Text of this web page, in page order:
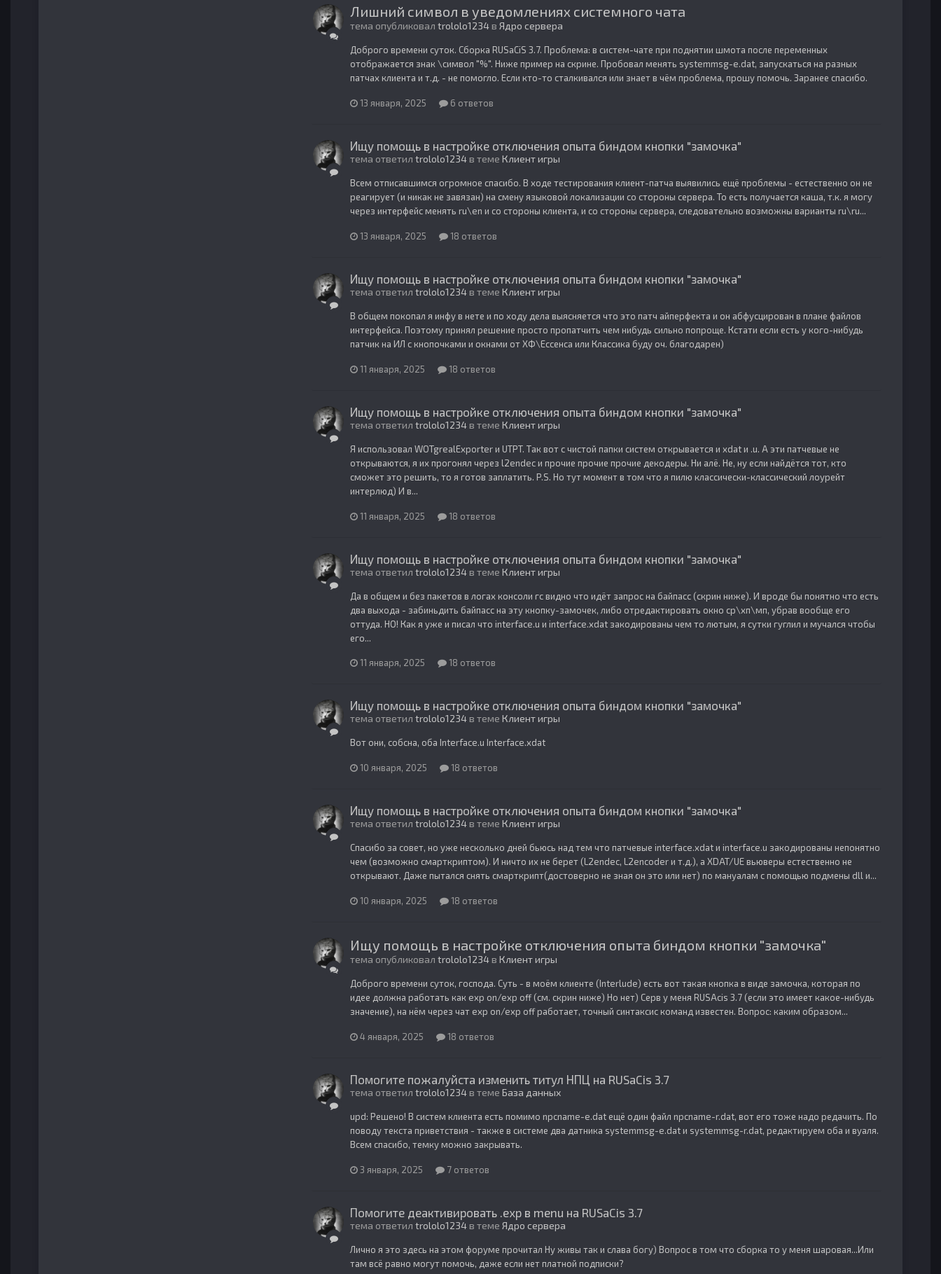
Лишний символ в уведомлениях системного чата
тема опубликовал trololo1234в Ядро сервера
Доброго времени суток. Сборка RUSaCiS 3.7. Проблема: в систем-чате при поднятии шмота после переменных
отображается знак \символ "%". Ниже пример на скрине. Пробовал менять systemmsg-e.dat, запускаться на разных
патчах клиента и т.д. - не помогло. Если кто-то сталкивался или знает в чём проблема, прошу помочь. Заранее спасибо.
13 января, 2025 6 ответов
Ищу помощь в настройке отключения опыта биндом кнопки "замочка"
тема ответил trololo1234в теме Клиент игры
Всем отписавшимся огромное спасибо. В ходе тестирования клиент-патча выявились ещё проблемы - естественно он не
реагирует (и никак не завязан) на смену языковой локализации со стороны сервера. То есть получается каша, т.к. я могу
через интерфейс менять ru\en и со стороны клиента, и со стороны сервера, следовательно возможны варианты ru\ru...
13 января, 2025 18 ответов
Ищу помощь в настройке отключения опыта биндом кнопки "замочка"
тема ответил trololo1234в теме Клиент игры
В общем покопал я инфу в нете и по ходу дела выясняется что это патч айперфекта и он абфусцирован в плане файлов
интерфейса. Поэтому принял решение просто пропатчить чем нибудь сильно попроще. Кстати если есть у кого-нибудь
патчик на ИЛ с кнопочками и окнами от ХФ\Ессенса или Классика буду оч. благодарен)
11 января, 2025 18 ответов
Ищу помощь в настройке отключения опыта биндом кнопки "замочка"
тема ответил trololo1234в теме Клиент игры
Я использовал WOTgrealExporter и UTPT. Так вот с чистой папки систем открывается и xdat и .u. А эти патчевые не
открываются, я их прогонял через l2endec и прочие прочие прочие декодеры. Ни алё. Не, ну если найдётся тот, кто
сможет это решить, то я готов заплатить. P.S. Но тут момент в том что я пилю классически-классический лоурейт
интерлюд) И в...
11 января, 2025 18 ответов
Ищу помощь в настройке отключения опыта биндом кнопки "замочка"
тема ответил trololo1234в теме Клиент игры
Да в общем и без пакетов в логах консоли гс видно что идёт запрос на байпасс (скрин ниже). И вроде бы понятно что есть
два выхода - забиньдить байпасс на эту кнопку-замочек, либо отредактировать окно ср\хп\мп, убрав вообще его
оттуда. НО! Как я уже и писал что interface.u и interface.xdat закодированы чем то лютым, я сутки гуглил и мучался чтобы
его...
11 января, 2025 18 ответов
Ищу помощь в настройке отключения опыта биндом кнопки "замочка"
тема ответил trololo1234в теме Клиент игры
Вот они, собсна, оба Interface.u Interface.xdat
10 января, 2025 18 ответов
Ищу помощь в настройке отключения опыта биндом кнопки "замочка"
тема ответил trololo1234в теме Клиент игры
Спасибо за совет, но уже несколько дней бьюсь над тем что патчевые interface.xdat и interface.u закодированы непонятно
чем (возможно смарткриптом). И ничто их не берет (L2endec, L2encoder и т.д.), а XDAT/UE вьюверы естественно не
открывают. Даже пытался снять смарткрипт(достоверно не зная он это или нет) по мануалам с помощью подмены dll и...
10 января, 2025 18 ответов
Ищу помощь в настройке отключения опыта биндом кнопки "замочка"
тема опубликовал trololo1234в Клиент игры
Доброго времени суток, господа. Суть - в моём клиенте (Interlude) есть вот такая кнопка в виде замочка, которая по
идее должна работать как exp on/exp off (см. скрин ниже) Но нет) Серв у меня RUSAcis 3.7 (если это имеет какое-нибудь
значение), на нём через чат exp on/exp off работает, точный синтаксис команд известен. Вопрос: каким образом...
4 января, 2025 18 ответов
Помогите пожалуйста изменить титул НПЦ на RUSaCis 3.7
тема ответил trololo1234в теме База данных
upd: Решено! В систем клиента есть помимо npcname-e.dat ещё один файл npcname-r.dat, вот его тоже надо редачить. По
поводу текста приветствия - также в системе два датника systemmsg-e.dat и systemmsg-r.dat, редактируем оба и вуаля.
Всем спасибо, темку можно закрывать.
3 января, 2025 7 ответов
Помогите деактивировать .exp в menu на RUSaCis 3.7
тема ответил trololo1234в теме Ядро сервера
Лично я это здесь на этом форуме прочитал Ну живы так и слава богу) Вопрос в том что сборка то у меня шаровая...Или
там всё равно могут помочь, даже если нет платной подписки?